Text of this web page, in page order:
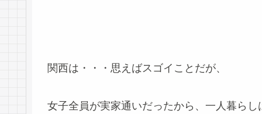
関西は・・・思えばスゴイことだが、
女子全員が実家通いだったから、一人暮らし